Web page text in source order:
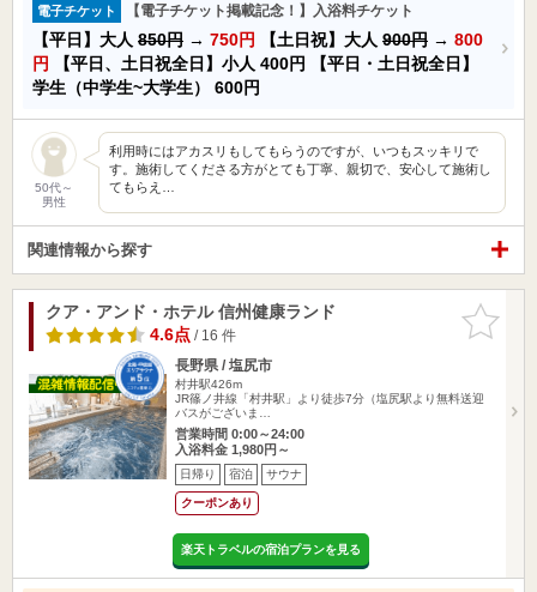
電子チケット 【電子チケット掲載記念！】入浴料チケット
【平日】大人 850円 → 750円 【土日祝】大人 900円 → 800
円
【平日、土日祝全日】小人 400円
【平日・土日祝全日】
学生（中学生~大学生） 600円
50代～
男性
利用時にはアカスリもしてもらうのですが、いつもスッキリで
す。施術してくださる方がとても丁寧、親切で、安心して施術し
てもらえ…
関連情報から探す
お気に入
りに追加
クア・アンド・ホテル 信州健康ランド
4.6点/ 16 件
長野県 / 塩尻市
村井駅426m
JR篠ノ井線「村井駅」より徒歩7分（塩尻駅より無料送迎
バスがございま…
営業時間 0:00～24:00
入浴料金 1,980円～
日帰り 宿泊 サウナ
クーポンあり
楽天トラベルの宿泊プランを見る